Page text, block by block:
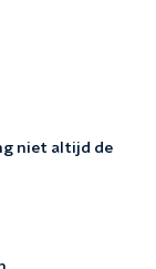
niet altijd de